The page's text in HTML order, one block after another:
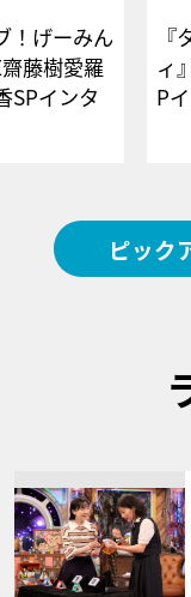
！げーみん
藤樹愛羅
SPインタ
ィ
P
ピック